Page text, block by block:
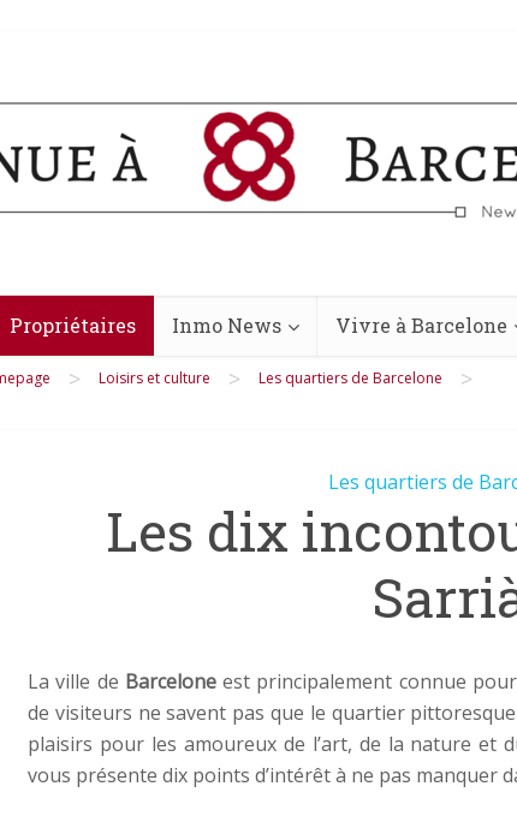
Propriétaires Inmo News Vivre à Barcelone
> Loisirs et culture > Les quartiers de Barcelone >
Les quartiers de
Les dix
La ville de Barceloneest principalement connue
de visiteurs ne savent pas que le quartier
plaisirs pour les amoureux de l’art, de la nature et
vous présente dix points d’intérêt à ne pas manquer